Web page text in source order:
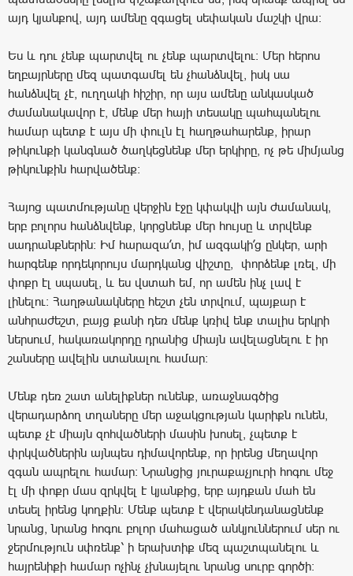
այդ կյանքով, այդ ամենը զգացել սեփական մաշկի վրա:
Ես և դու չենք պարտվել ու չենք պարտվելու: Մեր հերոս
եղբայրները մեզ պատգամել են չհանձնվել, իսկ սա
հանձնվել չէ, ուղղակի հիշիր, որ այս ամենը անկասկած
ժամանակավոր է, մենք մեր հայի տեսակը պահպանելու
համար պետք է այս մի փուլն էլ հաղթահարենք, իրար
թիկունքի կանգնած ծաղկեցնենք մեր երկիրը, ոչ թե միմյանց
թիկունքին հարվածենք:
Հայոց պատմությանը վերջին էջը կփակվի այն ժամանակ,
երբ բոլորս հանձնվենք, կորցնենք մեր հույսը և տրվենք
սադրանքներին: Իմ հարազա՛տ, իմ ազգակի՛ց ընկեր, արի
հարգենք որդեկորույս մարդկանց վիշտը, փորձենք լռել, մի
փոքր էլ սպասել, և ես վստահ եմ, որ ամեն ինչ լավ է
լինելու: Հաղթանակները հեշտ չեն տրվում, պայքար է
անհրաժեշտ, բայց քանի դեռ մենք կռիվ ենք տալիս երկրի
ներսում, հակառակորդը դրանից միայն ավելացնելու է իր
շանսերը ավելին ստանալու համար:
Մենք դեռ շատ անելիքներ ունենք, առաջնագծից
վերադարձող տղաները մեր աջակցության կարիքն ունեն,
պետք չէ միայն զոհվածների մասին խոսել, չպետք է
փրկվածներին այնպես դիմավորենք, որ իրենց մեղավոր
զգան ապրելու համար: Նրանցից յուրաքաչյուրի հոգու մեջ
էլ մի փոքր մաս զրկվել է կյանքից, երբ այդքան մահ են
տեսել իրենց կողքին: Մենք պետք է վերակենդանացնենք
նրանց, նրանց հոգու բոլոր մահացած անկյուններում սեր ու
ջերմություն սփռենք՝ ի երախտիք մեզ պաշտպանելու և
հայրենիքի համար ոչինչ չխնայելու նրանց սուրբ գործի: